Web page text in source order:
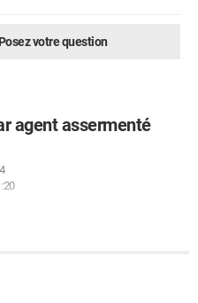
Posez votre question
agent assermenté